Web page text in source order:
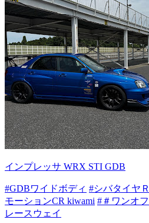
インプレッサ WRX STI GDB
#GDBワイドボディ #シバタイヤ
モーションCR kiwami #＃ワンオ
レースウェイ